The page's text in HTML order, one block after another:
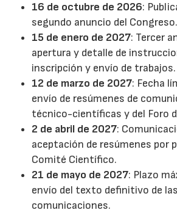
16 de octubre de 2026:
segundo anuncio del Congreso.
15 de enero de 2027: Tercer
apertura y detalle de
inscripción y envío de trabajos.
12 de marzo de 2027: Fecha
envío de resúmenes de
técnico-científicas y del Foro
2 de abril de 2027:
aceptación de resúmenes por
Comité Científico.
21 de mayo de 2027: Plazo
envío del texto definitivo de las
comunicaciones.